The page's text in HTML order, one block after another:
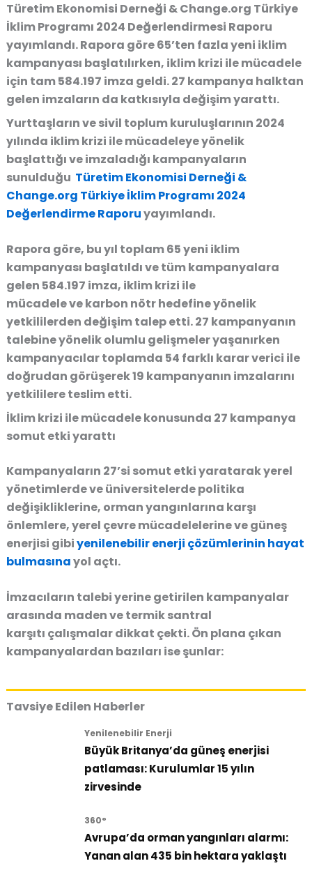
Türetim Ekonomisi Derneği & Change.org Türkiye
İklim Programı 2024 Değerlendirmesi Raporu
yayımlandı. Rapora göre 65’ten fazla yeni iklim
kampanyası başlatılırken, iklim krizi ile mücadele
için tam 584.197 imza geldi. 27 kampanya halktan
gelen imzaların da katkısıyla değişim yarattı.
Yurttaşların ve sivil toplum kuruluşlarının 2024
yılında iklim krizi ile mücadeleye yönelik
başlattığı ve imzaladığı kampanyaların
sunulduğu Türetim Ekonomisi Derneği &
Change.org Türkiye İklim Programı 2024
Değerlendirme Raporuyayımlandı.
Rapora göre, bu yıl toplam 65 yeni iklim
kampanyası başlatıldı ve tüm kampanyalara
gelen 584.197 imza, iklim krizi ile
mücadelevekarbon nötr hedefine yönelik
yetkililerden değişim talep etti. 27 kampanyanın
talebine yönelik olumlu gelişmeler yaşanırken
kampanyacılar toplamda 54 farklı karar verici ile
doğrudan görüşerek 19 kampanyanın imzalarını
yetkililere teslim etti.
İklim krizi ile mücadele konusunda 27 kampanya
somut etki yarattı
Kampanyaların 27’si somut etki yaratarak yerel
yönetimlerde ve üniversitelerde politika
değişikliklerine, orman yangınlarına karşı
önlemlere, yerel çevre mücadelelerine ve güneş
enerjisi gibiyenilenebilir enerji çözümlerinin hayat
bulmasınayol açtı.
İmzacıların talebi yerine getirilen kampanyalar
arasında maden ve termik santral
karşıtı çalışmalar dikkat çekti. Ön plana çıkan
kampanyalardan bazıları ise şunlar:
Tavsiye Edilen Haberler
Yenilenebilir Enerji
Büyük Britanya’da güneş enerjisi
patlaması: Kurulumlar 15 yılın
zirvesinde
360°
Avrupa’da orman yangınları alarmı:
Yanan alan 435 bin hektara yaklaştı